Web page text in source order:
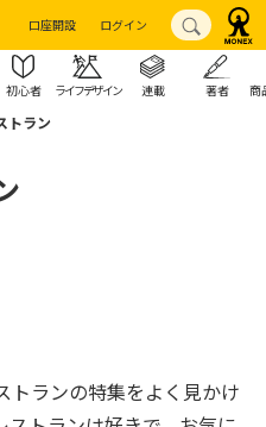
口座開設 ログイン
初心者 ライフデザイン 連載 著者 商
トラン
トランの特集をよく見かけ